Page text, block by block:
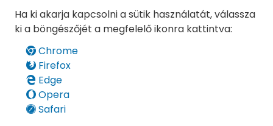
Ha ki akarja kapcsolni a sütik használatát, válassza
ki a böngészőjét a megfelelő ikonra kattintva:
Chrome
Firefox
Edge
Opera
Safari